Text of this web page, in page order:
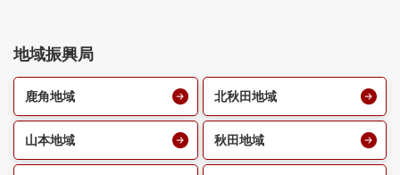
地域振興局
鹿角地域 北秋田地域
山本地域 秋田地域